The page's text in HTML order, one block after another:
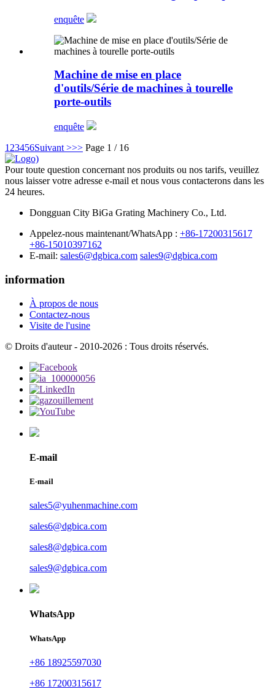
enquête
Machine de mise en place
d'outils/Série de machines à tourelle
porte-outils
enquête
1 23456Suivant >>> Page 1 / 16
Pour toute question concernant nos produits ou nos tarifs, veuillez
nous laisser votre adresse e-mail et nous vous contacterons dans les
24 heures.
Dongguan City BiGa Grating Machinery Co., Ltd.
Appelez-nous maintenant/WhatsApp : +86-17200315617
+86-15010397162
E-mail: sales6@dgbica.com sales9@dgbica.com
information
À propos de nous
Contactez-nous
Visite de l'usine
© Droits d'auteur - 2010-2026 : Tous droits réservés.
E-mail
E-mail
sales5@yuhenmachine.com
sales6@dgbica.com
sales8@dgbica.com
sales9@dgbica.com
WhatsApp
WhatsApp
+86 18925597030
+86 17200315617